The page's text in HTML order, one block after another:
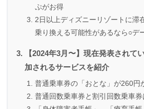
ぷがお得
2日以上ディズニーリゾートに滞
乗り換える可能性があるなら○デ
【2024年3月〜】現在発表されて
加されるサービスを紹介
普通乗車券の「おとな」が260円
普通回数乗車券と割引回数乗車券